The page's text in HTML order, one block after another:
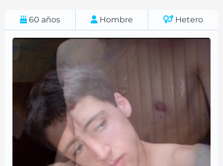
60 años Hombre Hetero